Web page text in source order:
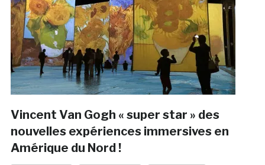
Vincent Van Gogh « super star » des
nouvelles expériences immersives en
Amérique du Nord !